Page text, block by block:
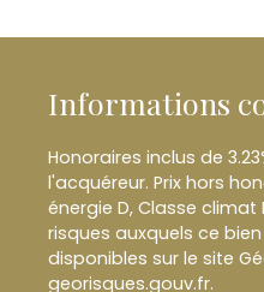
Informations
Honoraires inclus de
l'acquéreur. Prix hors
énergie D, Classe climat
risques auxquels ce
disponibles sur le site
georisques.gouv.fr.